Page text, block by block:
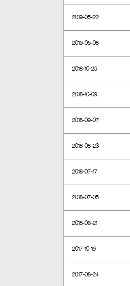
2019-05-22
2019-05-08
2018-10-25
2018-10-09
2018-09-07
2018-08-23
2018-07-17
2018-07-05
2018-06-21
2017-10-19
2017-08-24